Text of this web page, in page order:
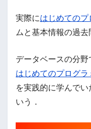
実際にはじめてのプ
ムと基本情報の過去
データベースの分野
はじめてのプログラ
を実践的に学んで
いう．